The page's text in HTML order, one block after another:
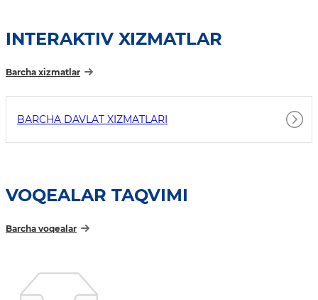
INTERAKTIV XIZMATLAR
Barcha xizmatlar
BARCHA DAVLAT XIZMATLARI
VOQEALAR TAQVIMI
Barcha voqealar